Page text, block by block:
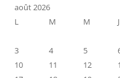
août 2026
L
M M J
3
4 5
10
11 12